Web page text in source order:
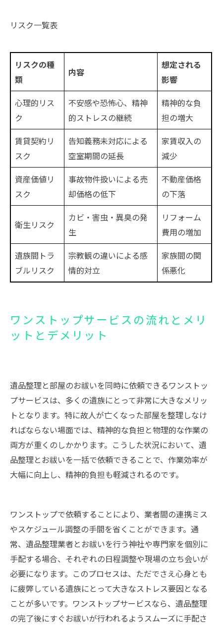
リスク一覧表
リスクの種
類
内容
想定される
影響
心理的リス
ク
不安感や恐怖心、精神
的ストレスの継続
精神的な負
担の増大
賃貸契約リ
スク
告知義務未対応による
空室期間の延長
家賃収入の
減少
資産価値リ
スク
事故物件扱いによる売
却価格の低下
不動産価格
の下落
衛生リスク
カビ・害虫・異臭の発
生
リフォーム
費用の増加
遺族間トラ
ブルリスク
宗教観の違いによる感
情的対立
家族間の関
係悪化
ワンストップサービスの流れとメリ
ットとデメリット
遺品整理と部屋のお祓いを同時に依頼できるワンストッ
プサービスは、多くの遺族にとって非常に大きなメリッ
トとなります。特に故人が亡くなった部屋を整理しなけ
ればならない場面では、精神的な負担と物理的な作業の
両方が重くのしかかります。こうした状況において、遺
品整理とお祓いを一括で依頼できることで、作業効率が
大幅に向上し、精神的負担も軽減されるのです。
ワンストップで依頼することにより、業者間の連携ミス
やスケジュール調整の手間を省くことができます。通
常、遺品整理業者とお祓いを行う神社や専門家を個別に
手配する場合、それぞれの日程調整や現場の立ち会いが
必要になります。このプロセスは、ただでさえ心身とも
に疲弊している遺族にとって大きなストレス要因となる
ことが多いです。ワンストップサービスなら、遺品整理
の完了後にすぐお祓いが行われるようスムーズに手配さ